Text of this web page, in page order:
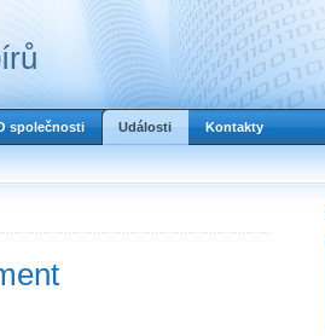
společnosti Události Kontakty